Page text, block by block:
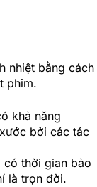
nhiệt bằng cách
phim.
khả năng
bởi các tác
có thời gian bảo
là trọn đời.